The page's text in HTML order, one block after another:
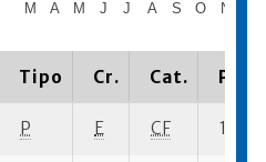
M A M J J A S O N
Tipo Cr. Cat.
P E CF 1 se-